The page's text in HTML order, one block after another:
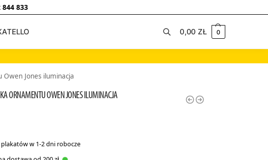
844 833
Szukaj
0,00ZŁ 0
Jones iluminacja
ORNAMENTU OWEN JONES ILUMINACJA
plakatów w 1-2 dni robocze